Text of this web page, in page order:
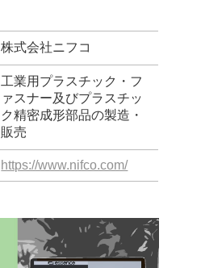
株式会社ニフコ
工業用プラスチック・フ
ァスナー及びプラスチッ
ク精密成形部品の製造・
販売
https://www.nifco.com/